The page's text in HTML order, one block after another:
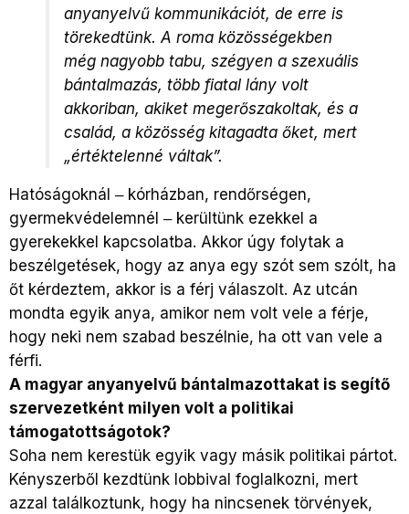
anyanyelvű kommunikációt, de erre is
törekedtünk. A roma közösségekben
még nagyobb tabu, szégyen a szexuális
bántalmazás, több fiatal lány volt
akkoriban, akiket megerőszakoltak, és a
család, a közösség kitagadta őket, mert
„értéktelenné váltak”.
Hatóságoknál ‒ kórházban, rendőrségen,
gyermekvédelemnél ‒ kerültünk ezekkel a
gyerekekkel kapcsolatba. Akkor úgy folytak a
beszélgetések, hogy az anya egy szót sem szólt, ha
őt kérdeztem, akkor is a férj válaszolt. Az utcán
mondta egyik anya, amikor nem volt vele a férje,
hogy neki nem szabad beszélnie, ha ott van vele a
férfi.
A magyar anyanyelvű bántalmazottakat is segítő
szervezetként milyen volt a politikai
támogatottságotok?
Soha nem kerestük egyik vagy másik politikai pártot.
Kényszerből kezdtünk lobbival foglalkozni, mert
azzal találkoztunk, hogy ha nincsenek törvények,